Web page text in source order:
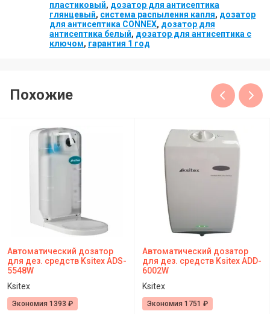
пластиковый, дозатор для антисептика
глянцевый, система распыления капля, дозатор
для антисептика CONNEX, дозатор для
антисептика белый, дозатор для антисептика с
ключом, гарантия 1 год
Похожие
Автоматический дозатор
для дез. средств Ksitex ADS-
5548W
Ksitex
Экономия 1393 ₽
Автоматический дозатор
для дез. средств Ksitex ADD-
6002W
Ksitex
Экономия 1751 ₽